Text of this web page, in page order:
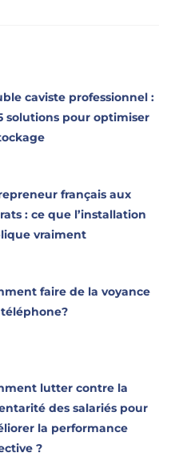
caviste professionnel :
solutions pour optimiser
français aux
: ce que l’installation
vraiment
faire de la voyance
lutter contre la
des salariés pour
la performance
?